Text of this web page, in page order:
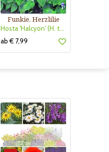
Funkie, Herzlilie
Hosta 'Halcyon' (H. tardiana)
ab € 7,99